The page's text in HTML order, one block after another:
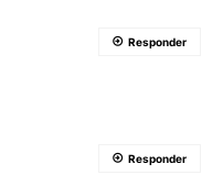
Responder
Responder